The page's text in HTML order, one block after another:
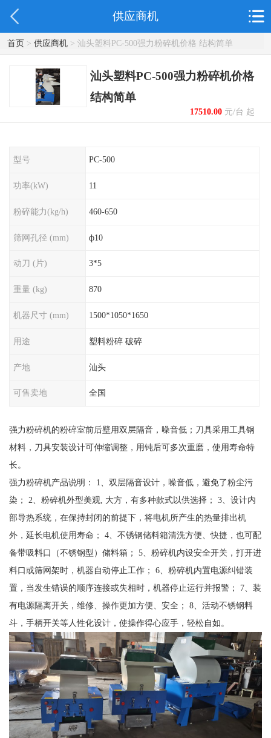
供应商机
首页> 供应商机> 汕头塑料PC-500强力粉碎机价格 结构简单
汕头塑料PC-500强力粉碎机价格
结构简单
17510.00元/台 起
型号 PC-500
功率(kW) 11
粉碎能力(kg/h) 460-650
筛网孔径 (mm) ф10
动刀 (片) 3*5
重量 (kg) 870
机器尺寸 (mm) 1500*1050*1650
用途 塑料粉碎 破碎
产地 汕头
可售卖地 全国
强力粉碎机的粉碎室前后壁用双层隔音，噪音低；刀具采用工具钢
材料，刀具安装设计可伸缩调整，用钝后可多次重磨，使用寿命特
长。
强力粉碎机产品说明： 1、双层隔音设计，噪音低，避免了粉尘污
染； 2、粉碎机外型美观, 大方，有多种款式以供选择； 3、设计内
部导热系统，在保持封闭的前提下，将电机所产生的热量排出机
外，延长电机使用寿命； 4、不锈钢储料箱清洗方便、快捷，也可配
备带吸料口（不锈钢型）储料箱； 5、粉碎机内设安全开关，打开进
料口或筛网架时，机器自动停止工作； 6、粉碎机内置电源纠错装
置，当发生错误的顺序连接或失相时，机器停止运行并报警； 7、装
有电源隔离开关，维修、操作更加方便、安全； 8、活动不锈钢料
斗，手柄开关等人性化设计，使操作得心应手，轻松自如。